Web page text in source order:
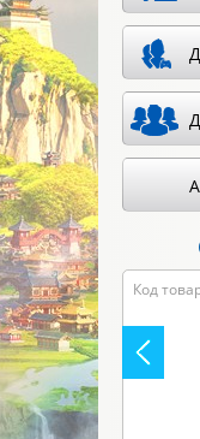
Код